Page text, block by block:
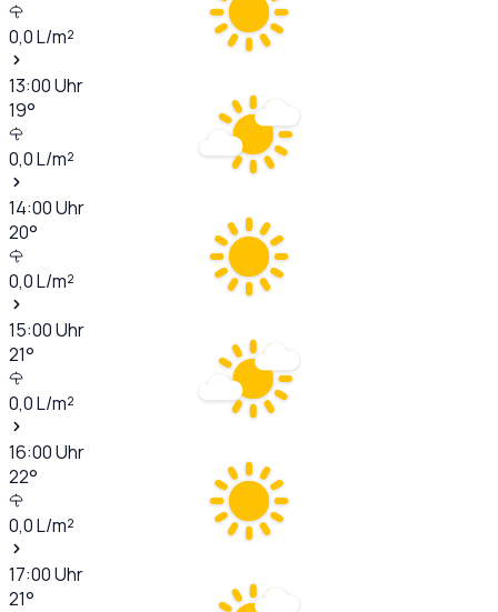
0,0L/m²
13:00Uhr
19°
0,0L/m²
14:00Uhr
20°
0,0L/m²
15:00Uhr
21°
0,0L/m²
16:00Uhr
22°
0,0L/m²
17:00Uhr
21°